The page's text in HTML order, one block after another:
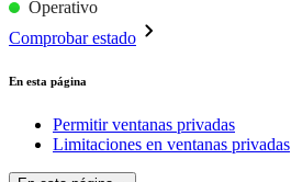
Operativo
Comprobar estado
En esta página
Permitir ventanas privadas
Limitaciones en ventanas privadas